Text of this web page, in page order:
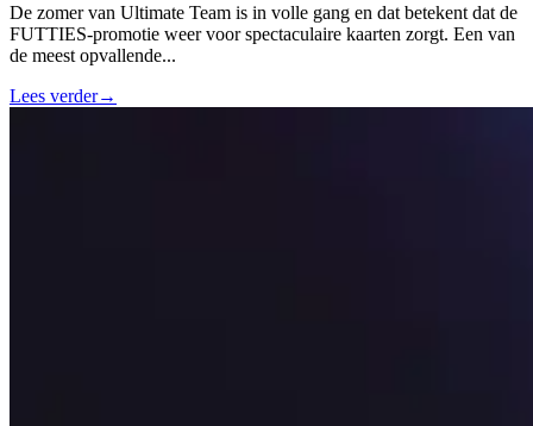
De zomer van Ultimate Team is in volle gang en dat betekent dat de
FUTTIES-promotie weer voor spectaculaire kaarten zorgt. Een van
de meest opvallende...
Lees verder→